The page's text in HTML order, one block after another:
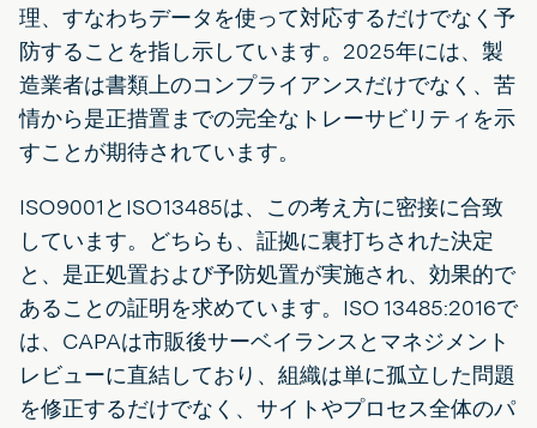
理、すなわちデータを使って対応するだけでなく予
防することを指し示しています。2025年には、製
造業者は書類上のコンプライアンスだけでなく、苦
情から是正措置までの完全なトレーサビリティを示
すことが期待されています。
ISO9001とISO13485は、この考え方に密接に合致
しています。どちらも、証拠に裏打ちされた決定
と、是正処置および予防処置が実施され、効果的で
あることの証明を求めています。ISO 13485:2016で
は、CAPAは市販後サーベイランスとマネジメント
レビューに直結しており、組織は単に孤立した問題
を修正するだけでなく、サイトやプロセス全体のパ